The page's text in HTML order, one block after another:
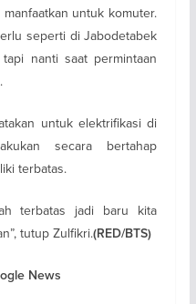
untuk komuter.
seperti di Jabodetabek
nanti saat permintaan
untuk elektrifikasi di
secara bertahap
terbatas.
terbatas jadi baru kita
tutup Zulfikri.(RED/BTS)
News